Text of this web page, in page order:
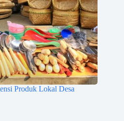
Produk Lokal Desa